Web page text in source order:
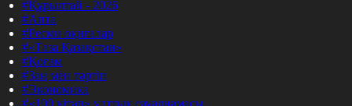
#Құрылтай - 2026
#Апта
#Ресми оқиғалар
#«Таза Қазақстан»
#Қоғам
#Заң мен тәртіп
#Экономика
#«100 кітап» ұлттық сауалнамасы